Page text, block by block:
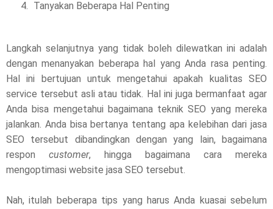
Tanyakan Beberapa Hal Penting
Langkah selanjutnya yang tidak boleh dilewatkan ini adalah
dengan menanyakan beberapa hal yang Anda rasa penting.
Hal ini bertujuan untuk mengetahui apakah kualitas SEO
service tersebut asli atau tidak. Hal ini juga bermanfaat agar
Anda bisa mengetahui bagaimana teknik SEO yang mereka
jalankan. Anda bisa bertanya tentang apa kelebihan dari jasa
SEO tersebut dibandingkan dengan yang lain, bagaimana
respon customer, hingga bagaimana cara mereka
mengoptimasi website jasa SEO tersebut.
Nah, itulah beberapa tips yang harus Anda kuasai sebelum